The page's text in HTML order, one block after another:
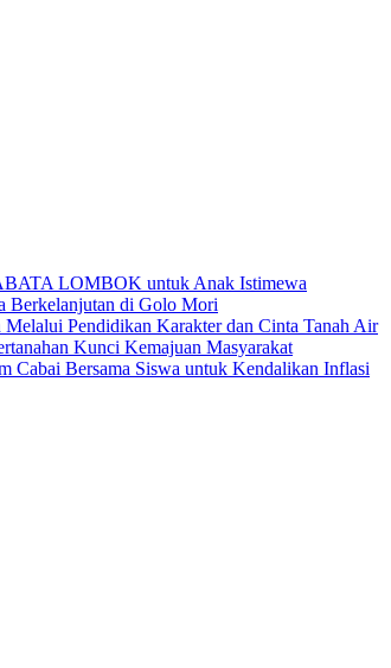
LOMBOK untuk Anak Istimewa
Berkelanjutan di Golo Mori
Pendidikan Karakter dan Cinta Tanah Air
Kunci Kemajuan Masyarakat
Cabai Bersama Siswa untuk Kendalikan Inflasi